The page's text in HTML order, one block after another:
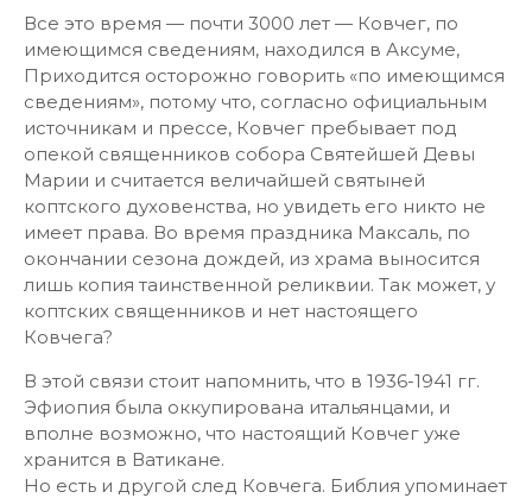
Все это время — почти 3000 лет — Ковчег, по
имеющимся сведениям, находился в Аксуме,
Приходится осторожно говорить «по имеющимся
сведениям», потому что, согласно официальным
источникам и прессе, Ковчег пребывает под
опекой священников собора Святейшей Девы
Марии и считается величайшей святыней
коптского духовенства, но увидеть его никто не
имеет права. Во время праздника Максаль, по
окончании сезона дождей, из храма выносится
лишь копия таинственной реликвии. Так может, у
коптских священников и нет настоящего
Ковчега?
В этой связи стоит напомнить, что в 1936-1941 гг.
Эфиопия была оккупирована итальянцами, и
вполне возможно, что настоящий Ковчег уже
хранится в Ватикане.
Но есть и другой след Ковчега. Библия упоминает